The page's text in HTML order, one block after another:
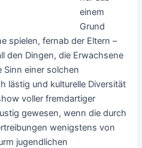
einem
Grund
spielen, fernab der Eltern –
den Dingen, die Erwachsene
Sinn einer solchen
lästig und kulturelle Diversität
voller fremdartiger
gewesen, wenn die durch
wenigstens von
jugendlichen